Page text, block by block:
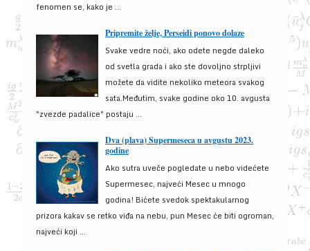
fenomen se, kako je ...
Pripremite želje, Perseidi ponovo dolaze
Svake vedre noći, ako odete negde daleko
od svetla grada i ako ste dovoljno strpljivi
možete da vidite nekoliko meteora svakog
sata.Međutim, svake godine oko 10. avgusta
"zvezde padalice" postaju ...
Dva (plava) Supermeseca u avgustu 2023.
godine
Ako sutra uveče pogledate u nebo videćete
Supermesec, najveći Mesec u mnogo
godina! Bićete svedok spektakularnog
prizora kakav se retko viđa na nebu, pun Mesec će biti ogroman,
najveći koji ...